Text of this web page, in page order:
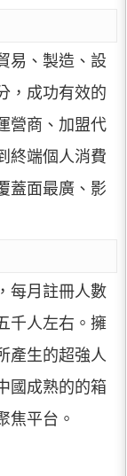
易、製造、設
，成功有效的
營商、加盟代
終端個人消費
蓋面最廣、影
每月註冊人數
千人左右。擁
產生的超強人
國成熟的的箱
焦平台。